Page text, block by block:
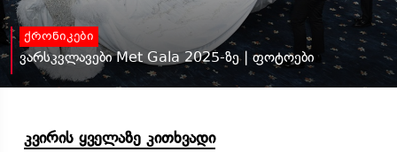
ქრონიკები
ვარსკვლავები Met Gala 2025-ზე | ფოტოები
კვირის ყველაზე კითხვადი